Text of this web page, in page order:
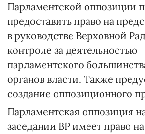
Парламентской оппозиции
предоставить право на
в руководстве Верховной
контроле за деятельностью
парламентского
органов власти. Также
создание оппозиционного
Парламентская оппозиция
заседании ВР имеет право